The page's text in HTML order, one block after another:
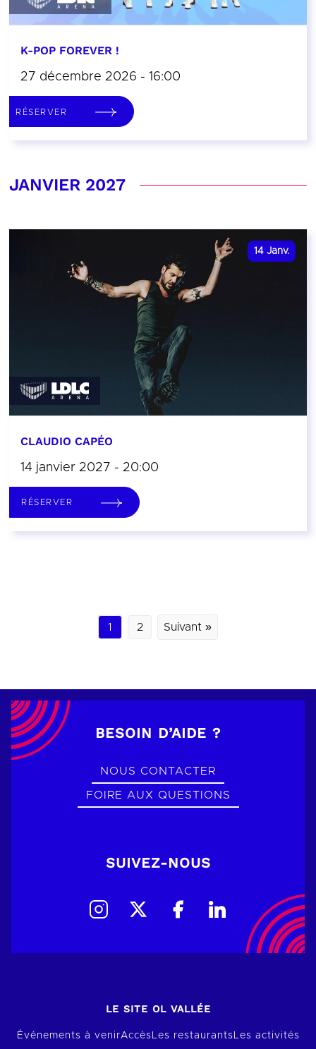
K-POP FOREVER !
27 décembre 2026 - 16:00
RÉSERVER
JANVIER 2027
14 Janv.
CLAUDIO CAPÉO
14 janvier 2027 - 20:00
RÉSERVER
1 2 Suivant »
BESOIN D’AIDE ?
NOUS CONTACTER
FOIRE AUX QUESTIONS
SUIVEZ-NOUS
LE SITE OL VALLÉE
Événements à venirAccèsLes restaurantsLes activités